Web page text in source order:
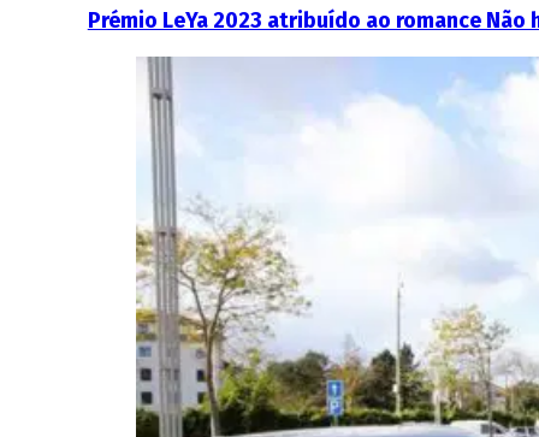
Prémio LeYa 2023 atribuído ao romance Não